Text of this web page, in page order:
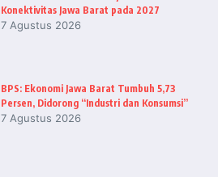
Konektivitas Jawa Barat pada 2027
7 Agustus 2026
BPS: Ekonomi Jawa Barat Tumbuh 5,73
Persen, Didorong “Industri dan Konsumsi”
7 Agustus 2026